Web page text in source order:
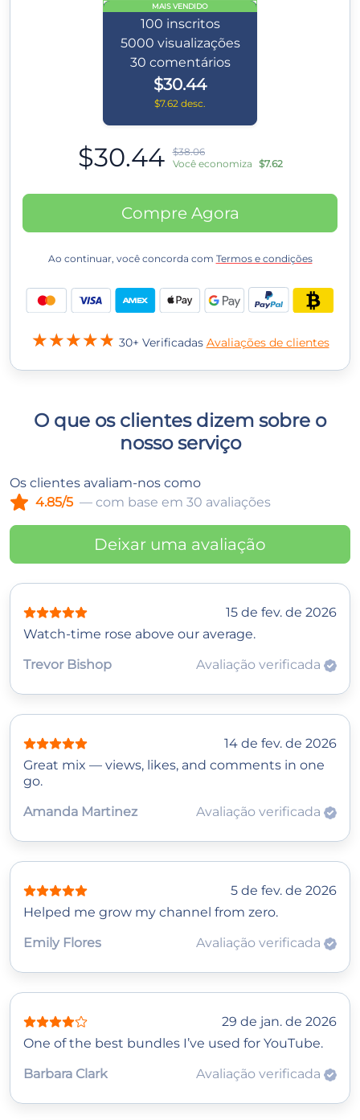
MAIS VENDIDO
100 inscritos
5000 visualizações
30 comentários
$30.44
$7.62 desc.
$30.44
$38.06
Você economiza $7.62
Compre Agora
Ao continuar, você concorda com Termos e condições
30+ Verificadas Avaliações de clientes
O que os clientes dizem sobre o
nosso serviço
Os clientes avaliam-nos como
4.85/5 — com base em 30 avaliações
Deixar uma avaliação
15 de fev. de 2026
Watch‑time rose above our average.
Trevor Bishop
Avaliação verificada
14 de fev. de 2026
Great mix — views, likes, and comments in one
go.
Amanda Martinez
Avaliação verificada
5 de fev. de 2026
Helped me grow my channel from zero.
Emily Flores
Avaliação verificada
29 de jan. de 2026
One of the best bundles I’ve used for YouTube.
Barbara Clark
Avaliação verificada